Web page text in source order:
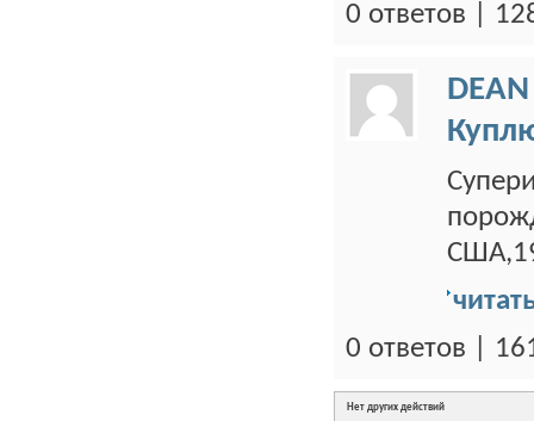
0 ответов |
DEAN
0 ответов |
Нет других действий